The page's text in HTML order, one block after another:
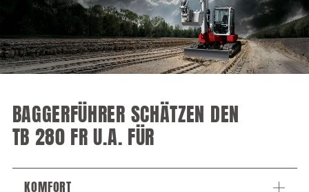
BAGGERFÜHRER SCHÄTZEN DEN
TB 280 FR U.A. FÜR
KOMFORT